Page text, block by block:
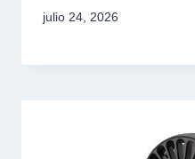
julio 24, 2026